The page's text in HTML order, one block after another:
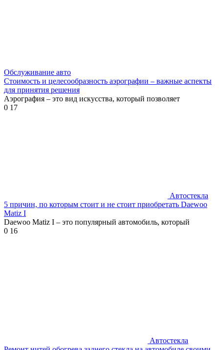
Обслуживание авто
Стоимость и целесообразность аэрографии – важные аспекты
для принятия решения
Аэрография – это вид искусства, который позволяет
0 17
Автостекла
5 причин, по которым стоит и не стоит приобретать Daewoo
Matiz I
Daewoo Matiz I – это популярный автомобиль, который
0 16
Автостекла